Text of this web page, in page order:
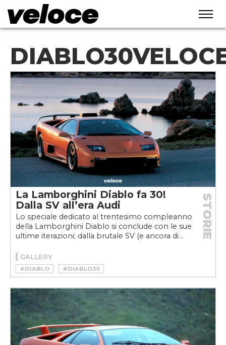
La Lamborghini Diablo fa 30!
Dalla SV all’era Audi
Lo speciale dedicato al trentesimo compleanno
della Lamborghini Diablo si conclude con le sue
ultime iterazioni; dalla brutale SV (e ancora di...
STORIE
GALLERY
#DIABLO
#DIABLO30
#DIABLO30VELOCE
#LAMBORGHINI DIABLO
#LAMBORGHINI DIABLO 30 YEARS
#LAMBORGHINI DIABLO GT
#LAMBORGHINI DIABLO VT 6.0
#SUPERCAR